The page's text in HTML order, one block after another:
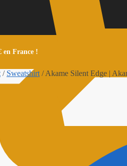
en France !
/ Sweatshirt /Akame Silent Edge |